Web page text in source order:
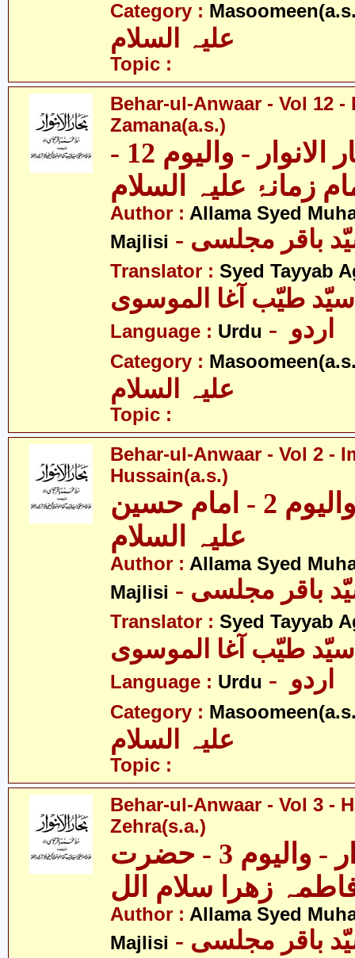
Category :
Topic :
Behar-ul-Anwaar - Vol 12 -
Zamana(a.s.)
بحار الانوار - والیوم 12 -
Author : Allama Syed
Majlisi
Translator : Syed Tayyab
سیّد طیّب آغا الموسوی
Language : Urdu
Category :
Topic :
Behar-ul-Anwaar - Vol 2 -
Hussain(a.s.)
بحار الانوار - والیوم 2 - امام حسین
Author : Allama Syed
Majlisi
Translator : Syed Tayyab
سیّد طیّب آغا الموسوی
Language : Urdu
Category :
Topic :
Behar-ul-Anwaar - Vol 3 -
Zehra(s.a.)
بحار الانوار - والیوم 3 - حضرت
زھرا سلام الل
Author : Allama Syed
Majlisi